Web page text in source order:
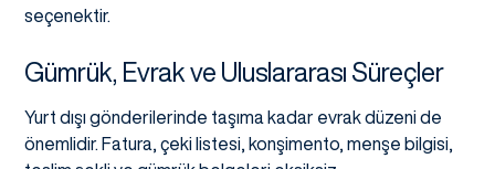
seçenektir.
Gümrük, Evrak ve Uluslararası Süreçler
Yurt dışı gönderilerinde taşıma kadar evrak düzeni de
önemlidir. Fatura, çeki listesi, konşimento, menşe bilgisi,